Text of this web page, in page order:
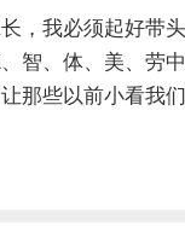
，我必须起好带
智、体、美、劳
那些以前小看我